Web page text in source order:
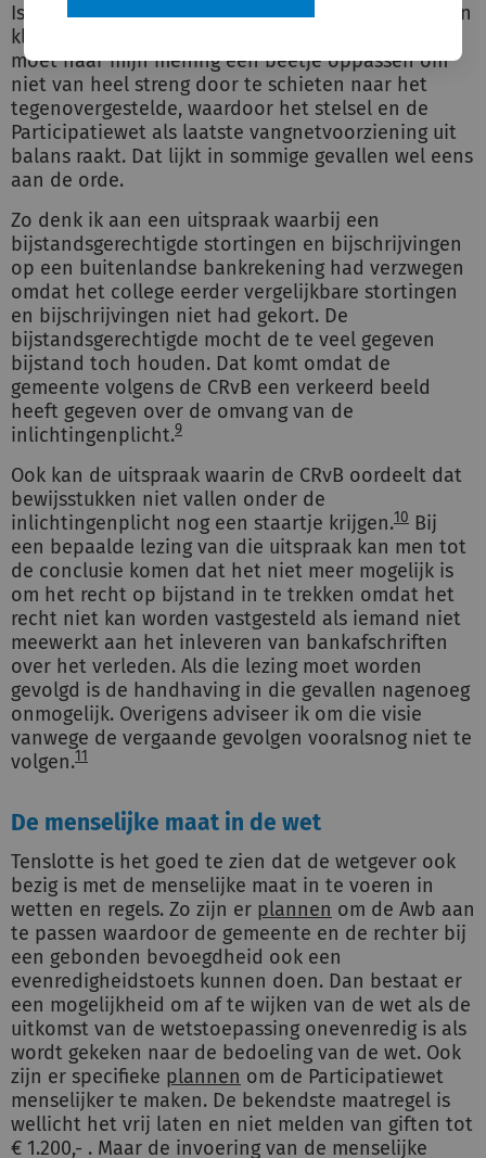
Is het dan alleen maar goed nieuws? Nee. Ik wil een
kleine kritische noot plaatsen. De rechtspraak
moet naar mijn mening een beetje oppassen om
niet van heel streng door te schieten naar het
tegenovergestelde, waardoor het stelsel en de
Participatiewet als laatste vangnetvoorziening uit
balans raakt. Dat lijkt in sommige gevallen wel eens
aan de orde.
Zo denk ik aan een uitspraak waarbij een
bijstandsgerechtigde stortingen en bijschrijvingen
op een buitenlandse bankrekening had verzwegen
omdat het college eerder vergelijkbare stortingen
en bijschrijvingen niet had gekort. De
bijstandsgerechtigde mocht de te veel gegeven
bijstand toch houden. Dat komt omdat de
gemeente volgens de CRvB een verkeerd beeld
heeft gegeven over de omvang van de
inlichtingenplicht.9
Ook kan de uitspraak waarin de CRvB oordeelt dat
bewijsstukken niet vallen onder de
inlichtingenplicht nog een staartje krijgen.10 Bij
een bepaalde lezing van die uitspraak kan men tot
de conclusie komen dat het niet meer mogelijk is
om het recht op bijstand in te trekken omdat het
recht niet kan worden vastgesteld als iemand niet
meewerkt aan het inleveren van bankafschriften
over het verleden. Als die lezing moet worden
gevolgd is de handhaving in die gevallen nagenoeg
onmogelijk. Overigens adviseer ik om die visie
vanwege de vergaande gevolgen vooralsnog niet te
volgen.11
De menselijke maat in de wet
Tenslotte is het goed te zien dat de wetgever ook
bezig is met de menselijke maat in te voeren in
wetten en regels. Zo zijn er plannen om de Awb aan
te passen waardoor de gemeente en de rechter bij
een gebonden bevoegdheid ook een
evenredigheidstoets kunnen doen. Dan bestaat er
een mogelijkheid om af te wijken van de wet als de
uitkomst van de wetstoepassing onevenredig is als
wordt gekeken naar de bedoeling van de wet. Ook
zijn er specifieke plannen om de Participatiewet
menselijker te maken. De bekendste maatregel is
wellicht het vrij laten en niet melden van giften tot
€ 1.200,- . Maar de invoering van de menselijke